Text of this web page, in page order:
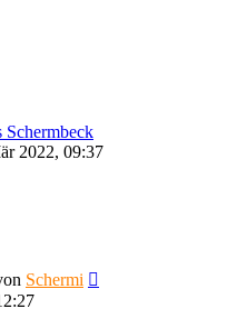
Schermbeck
2022, 09:37
Schermi